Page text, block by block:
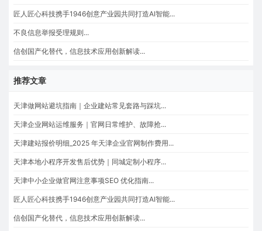
匠人匠心科技携手1946创意产业园共同打造AI智能...
不良信息举报受理规则...
信创国产化替代，信息技术应用创新解读...
推荐文章
天津做网站避坑指南｜企业建站常见套路与踩坑...
天津企业网站运维服务｜官网日常维护、故障抢...
天津建站报价明细_2025 年天津企业官网制作费用...
天津本地小程序开发售后优势｜同城定制小程序...
天津中小企业做官网注意事项SEO 优化指南...
匠人匠心科技携手1946创意产业园共同打造AI智能...
信创国产化替代，信息技术应用创新解读...